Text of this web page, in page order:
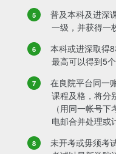
普及本科及进深
一级，并获得一
本科或进深取得
最高可以得到5
在良院平台同一
课程及格，将分
（用同一帐号
电邮合并处理或
未开考或毋须考